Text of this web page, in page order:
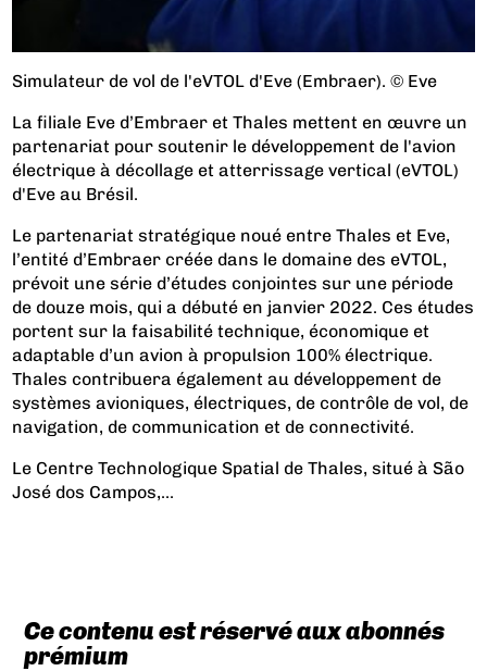
Simulateur de vol de l'eVTOL d'Eve (Embraer). © Eve
La filiale Eve d’Embraer et Thales mettent en œuvre un
partenariat pour soutenir le développement de l'avion
électrique à décollage et atterrissage vertical (eVTOL)
d'Eve au Brésil.
Le partenariat stratégique noué entre Thales et Eve,
l’entité d’Embraer créée dans le domaine des eVTOL,
prévoit une série d’études conjointes sur une période
de douze mois, qui a débuté en janvier 2022. Ces études
portent sur la faisabilité technique, économique et
adaptable d’un avion à propulsion 100% électrique.
Thales contribuera également au développement de
systèmes avioniques, électriques, de contrôle de vol, de
navigation, de communication et de connectivité.
Le Centre Technologique Spatial de Thales, situé à São
José dos Campos,...
Ce contenu est réservé aux abonnés
prémium